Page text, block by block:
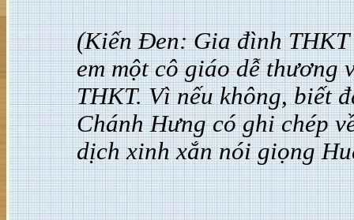
(Kiến Đen: Gia đình
em một cô giáo dễ thương
THKT. Vì nếu không, biết
Chánh Hưng có ghi chép
dịch xinh xắn nói giọng